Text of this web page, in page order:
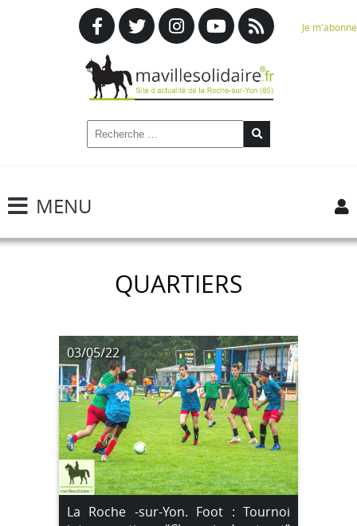
Je m'abonne
MENU
QUARTIERS
03/05/22
La Roche -sur-Yon. Foot : Tournoi